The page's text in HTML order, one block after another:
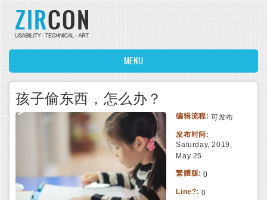
Skip to main content
MENU
孩子偷东西，怎么办？
编辑流程:可发布
发布时间:
Saturday, 2019,
May 25
繁體版:0
Line?: 0